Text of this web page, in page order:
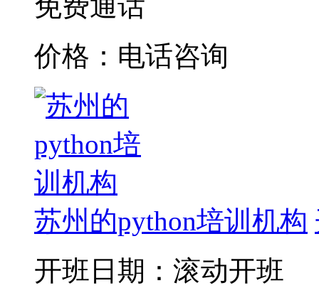
价格：电话咨询
苏州的python培训机构
开班日期：滚动开班